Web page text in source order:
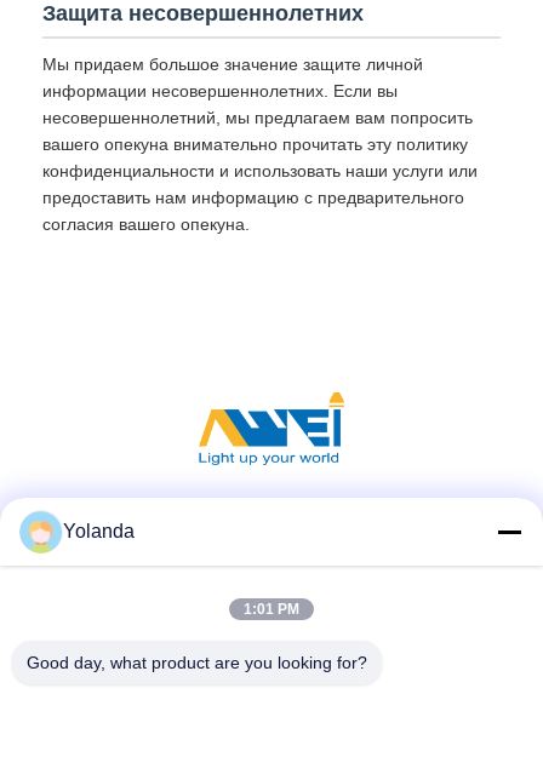
Защита несовершеннолетних
Мы придаем большое значение защите личной
информации несовершеннолетних. Если вы
несовершеннолетний, мы предлагаем вам попросить
вашего опекуна внимательно прочитать эту политику
конфиденциальности и использовать наши услуги или
предоставить нам информацию с предварительного
согласия вашего опекуна.
Yolanda
1:01 PM
Good day, what product are you looking for?